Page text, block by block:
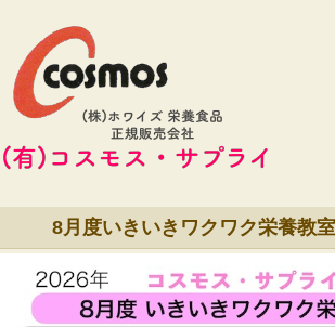
8月度いきいきワクワク栄養教